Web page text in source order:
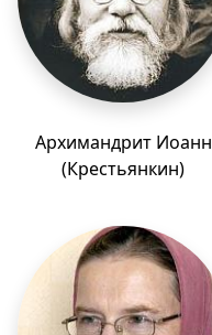
Архимандрит Иоанн
(Крестьянкин)